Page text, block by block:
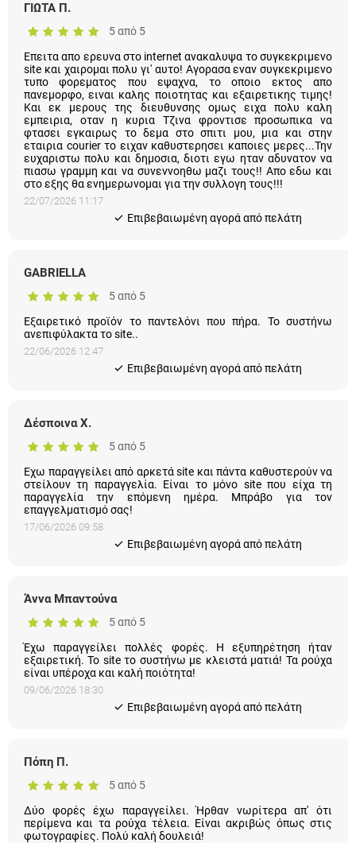
ΓΙΩΤΑ Π.
5 από 5
Επειτα απο ερευνα στο internet ανακαλυψα το συγκεκριμενο
site και χαιρομαι πολυ γι' αυτο! Αγορασα εναν συγκεκριμενο
τυπο φορεματος που εψαχνα, το οποιο εκτος απο
πανεμορφο, ειναι καλης ποιοτητας και εξαιρετικης τιμης! Και
εκ μερους της διευθυνσης ομως ειχα πολυ καλη εμπειρια,
οταν η κυρια Τζινα φροντισε προσωπικα να φτασει εγκαιρως
το δεμα στο σπιτι μου, μια και στην εταιρια courier το ειχαν
καθυστερησει καποιες μερες...Την ευχαριστω πολυ και
δημοσια, διοτι εγω ηταν αδυνατον να πιασω γραμμη και να
συνεννοηθω μαζι τους!! Απο εδω και στο εξης θα
ενημερωνομαι για την συλλογη τους!!!
22/07/2026 11:17
Eπιβεβαιωμένη αγορά από πελάτη
GABRIELLA
5 από 5
Εξαιρετικό προϊόν το παντελόνι που πήρα. Το συστήνω
ανεπιφύλακτα το site..
22/06/2026 12:47
Eπιβεβαιωμένη αγορά από πελάτη
Δέσποινα Χ.
5 από 5
Εχω παραγγείλει από αρκετά site και πάντα καθυστερούν να
στείλουν τη παραγγελία. Είναι το μόνο site που είχα τη
παραγγελία την επόμενη ημέρα. Μπράβο για τον
επαγγελματισμό σας!
17/06/2026 09:58
Eπιβεβαιωμένη αγορά από πελάτη
Άννα Μπαντούνα
5 από 5
Έχω παραγγείλει πολλές φορές. Η εξυπηρέτηση ήταν
εξαιρετική. Το site το συστήνω με κλειστά ματιά! Τα ρούχα
είναι υπέροχα και καλή ποιότητα!
09/06/2026 18:30
Eπιβεβαιωμένη αγορά από πελάτη
Πόπη Π.
5 από 5
Δύο φορές έχω παραγγείλει. Ήρθαν νωρίτερα απ' ότι
περίμενα και τα ρούχα τέλεια. Είναι ακριβώς όπως στις
φωτογραφίες. Πολύ καλή δουλειά!